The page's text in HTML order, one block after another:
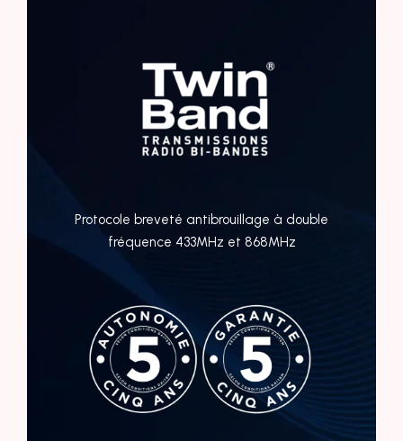
Protocole breveté antibrouillage à double
fréquence 433MHz et 868MHz